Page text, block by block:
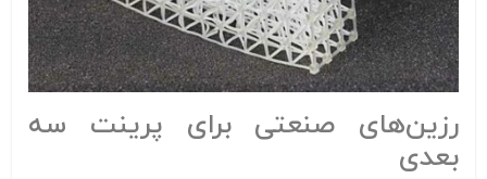
رزین‌های صنعتی برای پرینت سه
بعدی